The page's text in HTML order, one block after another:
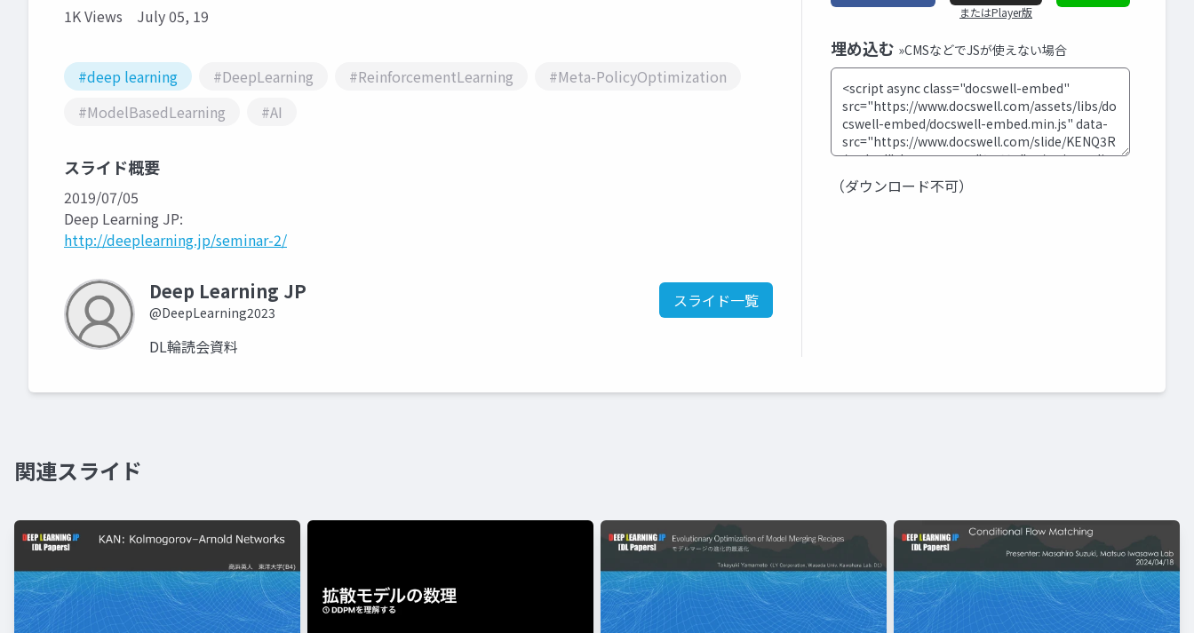
1K Views July 05, 19
#deep learning #DeepLearning #ReinforcementLearning
#Meta-PolicyOptimization
#ModelBasedLearning
#AI
スライド概要
2019/07/05
Deep Learning JP:
http://deeplearning.jp/seminar-2/
Deep Learning JP
@DeepLearning2023
スライド一覧
DL輪読会資料
またはPlayer版
埋め込む »CMSなどでJSが使えない場合
（ダウンロード不可）
関連スライド